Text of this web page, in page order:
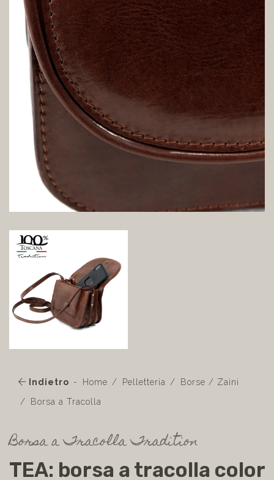
Indietro Home Pelletteria
Borse / Zaini
Borsa a Tracolla
Borsa a Tracolla Tradition
TEA: borsa a tracolla color